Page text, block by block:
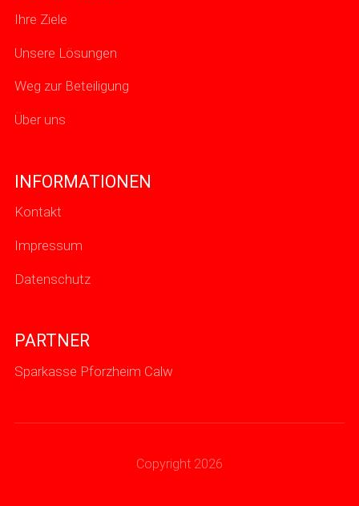
Ihre Ziele
Unsere Lösungen
Weg zur Beteiligung
Über uns
INFORMATIONEN
Kontakt
Impressum
Datenschutz
PARTNER
Sparkasse Pforzheim Calw
Copyright 2026